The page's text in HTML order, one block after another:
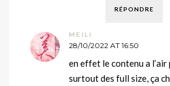
RÉPONDRE
MEILI
28/10/2022 AT 16:50
en effet le contenu a l’air
surtout des full size, ça